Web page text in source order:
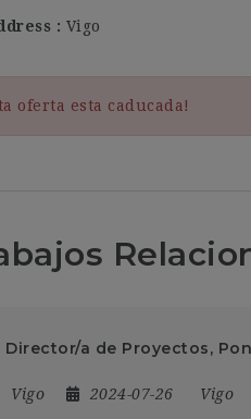
Vigo
oferta esta caducada!
Director/a de Proyectos,
Vigo 2024-07-26 Vigo